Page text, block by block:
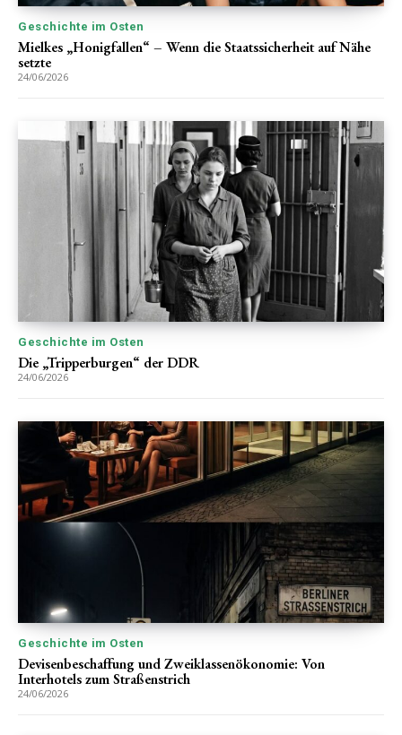
Geschichte im Osten
Mielkes „Honigfallen“ – Wenn die Staatssicherheit auf Nähe
setzte
24/06/2026
Geschichte im Osten
Die „Tripperburgen“ der DDR
24/06/2026
Geschichte im Osten
Devisenbeschaffung und Zweiklassenökonomie: Von
Interhotels zum Straßenstrich
24/06/2026